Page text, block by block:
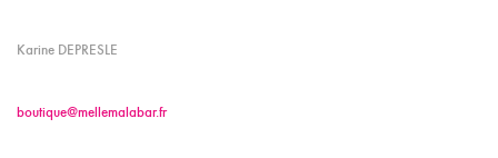
Karine DEPRESLE
boutique@mellemalabar.fr